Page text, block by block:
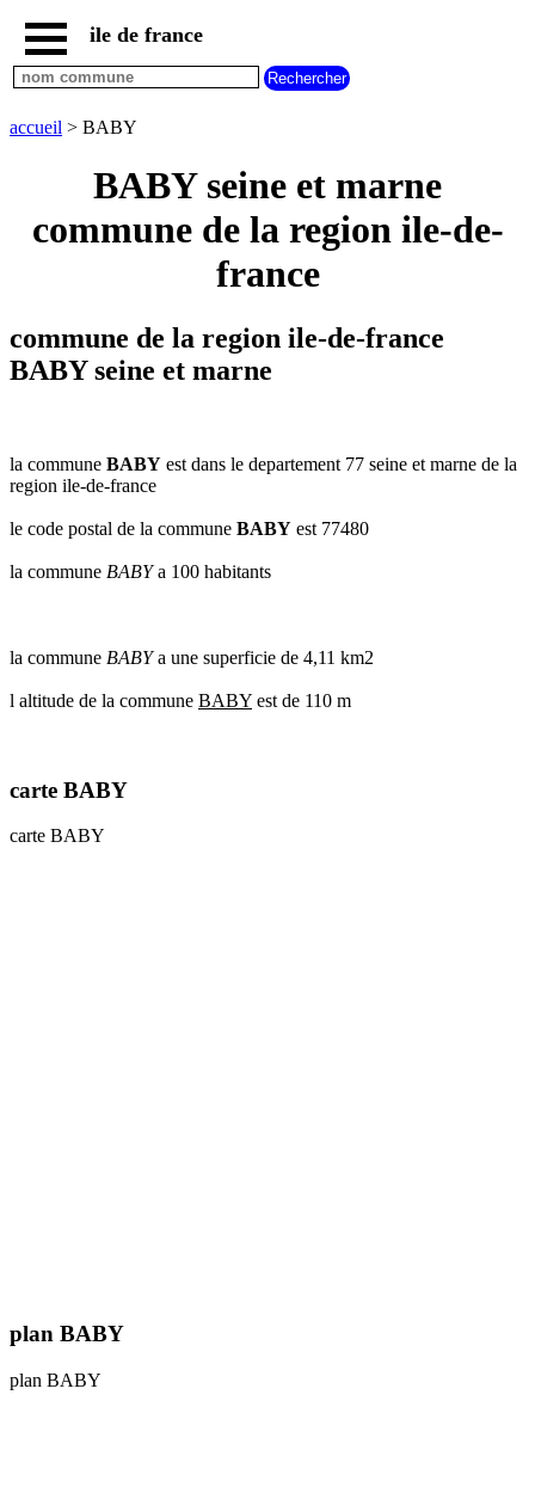
accueil
paris
communes
seine
marne
communes
communes
val
oise
val
communes
radar
ile de france
accueil > BABY
BABY seine et marne
commune de la region ile-de-
france
commune de la region ile-de-france
BABY seine et marne
la commune BABY est dans le departement 77 seine et marne de la
region ile-de-france
le code postal de la commune BABY est 77480
la commune BABYa 100 habitants
la commune BABYa une superficie de 4,11 km2
l altitude de la commune BABY est de 110 m
carte BABY
carte BABY
plan BABY
plan BABY